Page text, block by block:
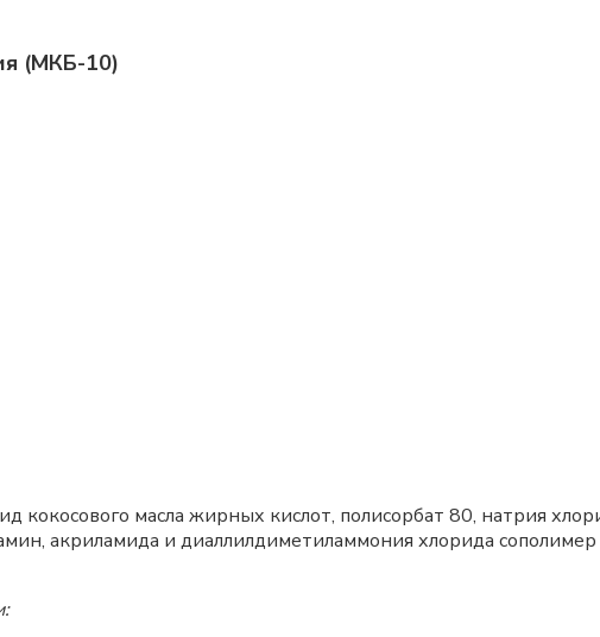
(МКБ-10)
кокосового масла жирных кислот, полисорбат 80, натрия
акриламида и диаллилдиметиламмония хлорида